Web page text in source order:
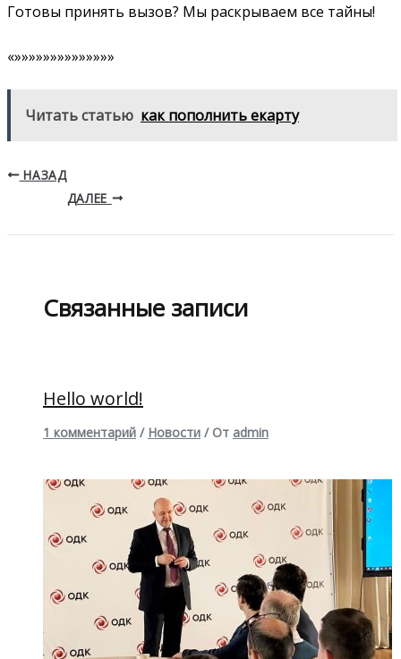
Готовы принять вызов? Мы раскрываем все тайны!
«»»»»»»»»»»»»»»
Читать статью как пополнить екарту
НАЗАД
ДАЛЕЕ
Связанные записи
Hello world!
1 комментарий / Новости / От admin